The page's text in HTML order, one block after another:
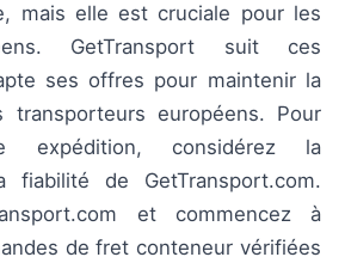
mais elle est cruciale pour les
GetTransport suit ces
ses offres pour maintenir la
transporteurs européens. Pour
expédition, considérez la
fiabilité de GetTransport.com.
et commencez à
de fret conteneur vérifiées